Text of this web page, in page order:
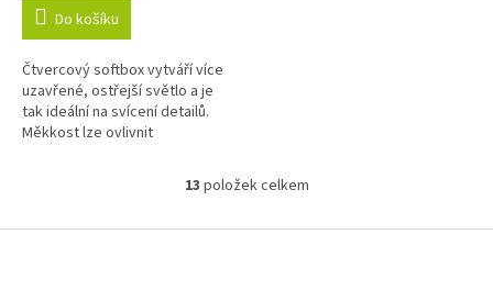
5,0
5
hvězdiček.
Do košíku
Čtvercový softbox vytváří více
uzavřené, ostřejší světlo a je
tak ideální na svícení detailů.
Měkkost lze ovlivnit
plochami. Softbox je otočný o
O
l
13 položek celkem
Z